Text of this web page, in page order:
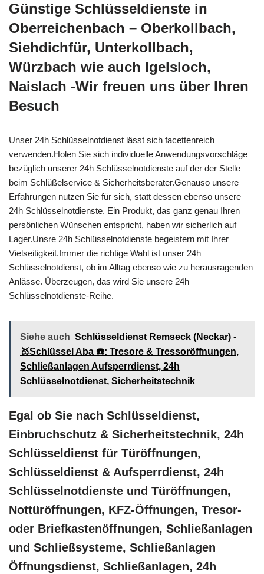
Günstige Schlüsseldienste in
Oberreichenbach – Oberkollbach,
Siehdichfür, Unterkollbach,
Würzbach wie auch Igelsloch,
Naislach -Wir freuen uns über Ihren
Besuch
Unser 24h Schlüsselnotdienst lässt sich facettenreich
verwenden.Holen Sie sich individuelle Anwendungsvorschläge
bezüglich unserer 24h Schlüsselnotdienste auf der der Stelle
beim Schlüßelservice & Sicherheitsberater.Genauso unsere
Erfahrungen nutzen Sie für sich, statt dessen ebenso unsere
24h Schlüsselnotdienste. Ein Produkt, das ganz genau Ihren
persönlichen Wünschen entspricht, haben wir sicherlich auf
Lager.Unsre 24h Schlüsselnotdienste begeistern mit Ihrer
Vielseitigkeit.Immer die richtige Wahl ist unser 24h
Schlüsselnotdienst, ob im Alltag ebenso wie zu herausragenden
Anlässe. Überzeugen, das wird Sie unsere 24h
Schlüsselnotdienste-Reihe.
Siehe auch Schlüsseldienst Remseck (Neckar) -
🥇Schlüssel Aba ☎️: Tresore & Tressoröffnungen,
Schließanlagen Aufsperrdienst, 24h
Schlüsselnotdienst, Sicherheitstechnik
Egal ob Sie nach Schlüsseldienst,
Einbruchschutz & Sicherheitstechnik, 24h
Schlüsseldienst für Türöffnungen,
Schlüsseldienst & Aufsperrdienst, 24h
Schlüsselnotdienste und Türöffnungen,
Nottüröffnungen, KFZ-Öffnungen, Tresor-
oder Briefkastenöffnungen, Schließanlagen
und Schließsysteme, Schließanlagen
Öffnungsdienst, Schließanlagen, 24h